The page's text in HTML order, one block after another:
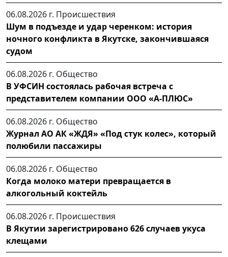
06.08.2026 г. Происшествия
Шум в подъезде и удар черенком: история
ночного конфликта в Якутске, закончившаяся
судом
06.08.2026 г. Общество
В УФСИН состоялась рабочая встреча с
представителем компании ООО «А-ПЛЮС»
06.08.2026 г. Общество
Журнал АО АК «ЖДЯ» «Под стук колес», который
полюбили пассажиры
06.08.2026 г. Общество
Когда молоко матери превращается в
алкогольный коктейль
06.08.2026 г. Происшествия
В Якутии зарегистрировано 626 случаев укуса
клещами